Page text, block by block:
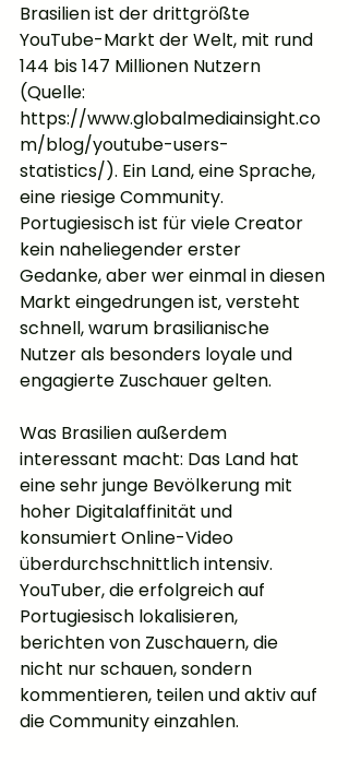
Brasilien ist der drittgrößte
YouTube-Markt der Welt, mit rund
144 bis 147 Millionen Nutzern
(Quelle:
https://www.globalmediainsight.co
m/blog/youtube-users-
statistics/). Ein Land, eine Sprache,
eine riesige Community.
Portugiesisch ist für viele Creator
kein naheliegender erster
Gedanke, aber wer einmal in diesen
Markt eingedrungen ist, versteht
schnell, warum brasilianische
Nutzer als besonders loyale und
engagierte Zuschauer gelten.
Was Brasilien außerdem
interessant macht: Das Land hat
eine sehr junge Bevölkerung mit
hoher Digitalaffinität und
konsumiert Online-Video
überdurchschnittlich intensiv.
YouTuber, die erfolgreich auf
Portugiesisch lokalisieren,
berichten von Zuschauern, die
nicht nur schauen, sondern
kommentieren, teilen und aktiv auf
die Community einzahlen.